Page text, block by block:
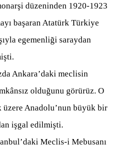
düzeninden 1920-1923
başaran Atatürk Türkiye
egemenliği saraydan
Ankara’daki meclisin
olduğunu görürüz. O
Anadolu’nun büyük bir
işgal edilmişti.
Meclis-i Mebusanı